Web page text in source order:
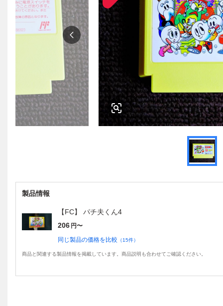
製品情報
【FC】 パチ夫くん4
206 円〜
同じ製品の価格を比較 （15件）
商品と関連する製品情報を掲載しています。商品説明も合わせてご確認ください。